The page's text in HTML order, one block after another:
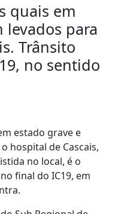
quais em
levados para
Trânsito
no sentido
estado grave e
hospital de Cascais,
no local, é o
final do IC19, em